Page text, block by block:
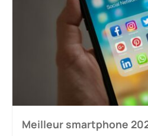
Meilleur smartphone